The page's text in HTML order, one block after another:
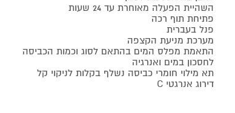
השהיית הפעלה מאוחרת עד 24 שעות
פתיחת תוף רכה
פנל בעברית
מערכת מניעת הקצפה
התאמת מפלס המים בהתאם לסוג וכמות הכביסה
לחסכון במים ואנרגיה
תא מילוי חומרי כביסה נשלף בקלות לניקוי קל
דירוג אנרגטי C